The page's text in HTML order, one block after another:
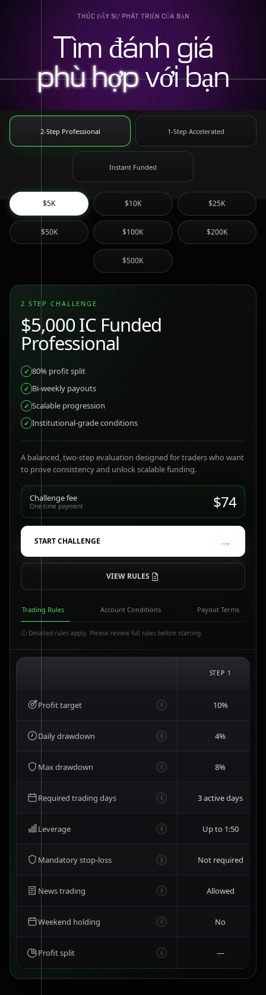
THÚC ĐẨY SỰ PHÁT TRIỂN CỦA BẠN
Tìm đánh giá
phù hợp với bạn
2-Step Professional 1-Step Accelerated
Instant Funded
$5K $10K $25K
$50K $100K $200K
$500K
2 STEP CHALLENGE
$5,000IC Funded
Professional
✓ 80% profit split
✓ Bi-weekly payouts
✓ Scalable progression
✓ Institutional-grade conditions
A balanced, two-step evaluation designed for traders who want
to prove consistency and unlock scalable funding.
Challenge fee
One-time payment $74
START CHALLENGE →
VIEW RULES
Trading Rules Account Conditions Payout Terms
ⓘ Detailed rules apply. Please review full rules before starting.
STEP 1
Profit target i 10%
Daily drawdown i 4%
Max drawdown i 8%
Required trading days i 3 active days
Leverage i Up to 1:50
Mandatory stop-loss i Not required
News trading i Allowed
Weekend holding i No
Profit split i —